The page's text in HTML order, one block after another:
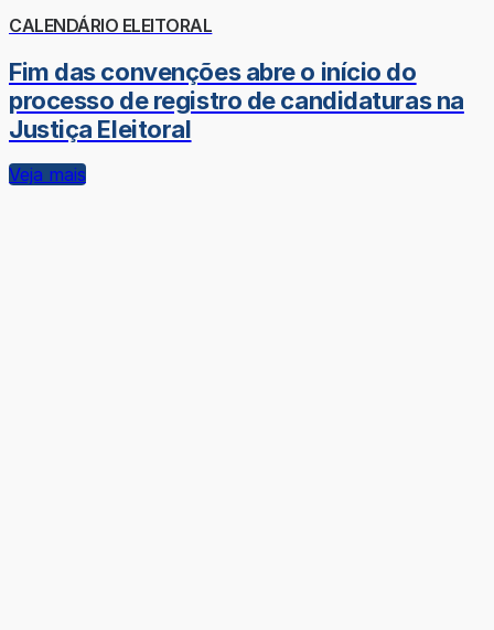
CALENDÁRIO ELEITORAL
Fim das convenções abre o início do
processo de registro de candidaturas na
Justiça Eleitoral
Veja mais